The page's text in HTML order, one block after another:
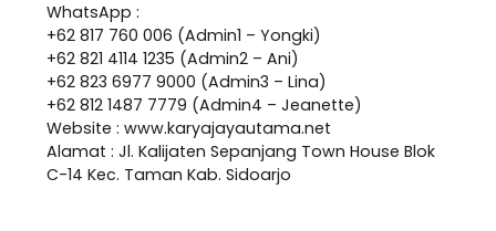
WhatsApp :
+62 817 760 006 (Admin1 – Yongki)
+62 821 4114 1235 (Admin2 – Ani)
+62 823 6977 9000 (Admin3 – Lina)
+62 812 1487 7779 (Admin4 – Jeanette)
Website : www.karyajayautama.net
Alamat : Jl. Kalijaten Sepanjang Town House Blok
C-14 Kec. Taman Kab. Sidoarjo